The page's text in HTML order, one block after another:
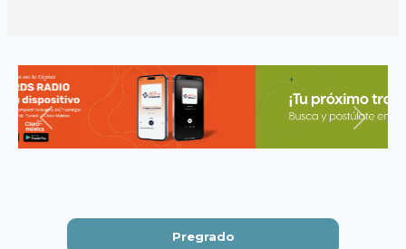
Previous Next
Pregrado